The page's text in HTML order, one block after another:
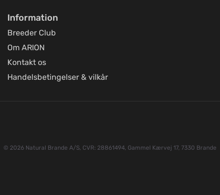
Information
Breeder Club
Om ARION
Kontakt os
Handelsbetingelser & vilkår
© 2026 Natural Brande A/S, CVR: 28861494, Gammel Kærvej 17, 7330 Brande